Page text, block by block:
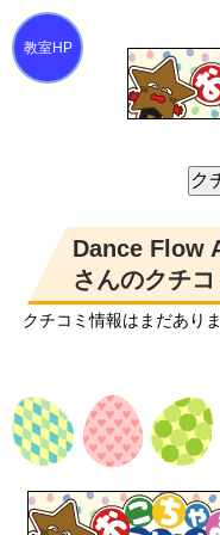
Dance Flow
さんのクチコ
クチコミ情報はまだありま